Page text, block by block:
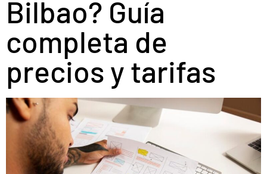
Bilbao? Guía
completa de
precios y tarifas